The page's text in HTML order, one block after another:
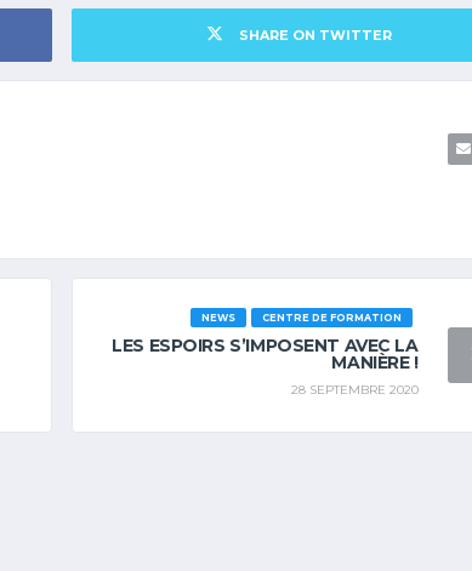
SHARE ON TWITTER
CENTRE DE FORMATION
NEWS
LES ESPOIRS S’IMPOSENT AVEC LA
MANIÈRE !
28 SEPTEMBRE 2020